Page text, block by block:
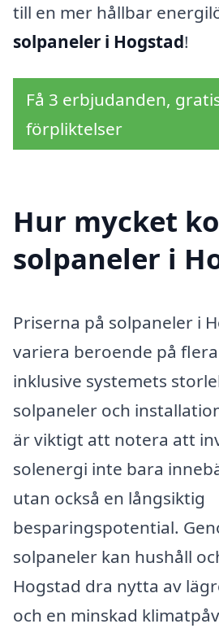
till en mer hållbar
solpaneler i Hogstad!
Få 3 erbjudanden,
förpliktelser
Hur mycket
solpaneler i
Priserna på solpaneler i
variera beroende på
inklusive systemets
solpaneler och
är viktigt att notera att
solenergi inte bara
utan också en långsiktig
besparingspotential.
solpaneler kan hushåll
Hogstad dra nytta av
och en minskad